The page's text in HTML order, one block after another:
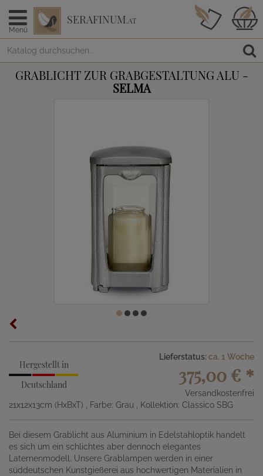
Menü
SERAFINUM.AT
GRABLICHT ZUR GRABGESTALTUNG ALU -
SELMA
Hergestellt in
Deutschland
Lieferstatus: ca. 1 Woche
375,00 € *
Versandkostenfrei
21x12x13cm (HxBxT)
, Farbe: Grau , Kollektion: Classico SBG
Bei diesem Grablicht aus Aluminium in Edelstahloptik handelt
es sich um ein schlichtes aber dennoch elegantes
Laternenmodell. Unsere Grablampen werden in einer
süddeutschen Kunstgießerei aus hochwertigen Materialien in